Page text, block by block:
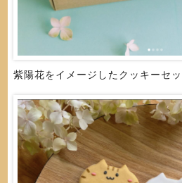
紫陽花をイメージしたクッキーセ